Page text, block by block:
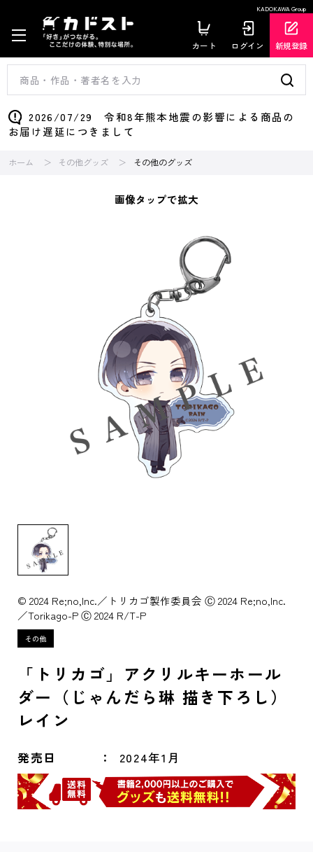
KADOKAWA Group
カート ログイン 新規登録
2026/07/29 令和8年熊本地震の影響による商品の
お届け遅延につきまして
ホーム その他グッズ その他のグッズ
画像タップで拡大
© 2024 Re;no,Inc.／トリカゴ製作委員会 Ⓒ 2024 Re;no,Inc.
／Torikago-P Ⓒ 2024 R/T-P
「トリカゴ」アクリルキーホール
ダー（じゃんだら琳 描き下ろし）
レイン
発売日 2024年1月